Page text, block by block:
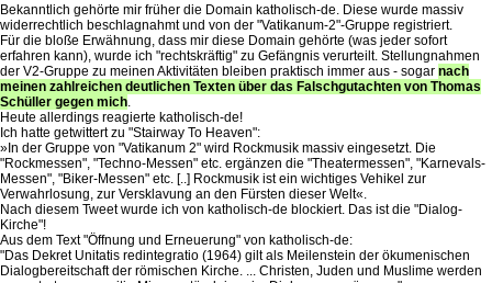
Bekanntlich gehörte mir früher die Domain katholisch-de. Diese wurde massiv
widerrechtlich beschlagnahmt und von der "Vatikanum-2"-Gruppe registriert.
Für die bloße Erwähnung, dass mir diese Domain gehörte (was jeder sofort
erfahren kann), wurde ich "rechtskräftig" zu Gefängnis verurteilt. Stellungnahmen
der V2-Gruppe zu meinen Aktivitäten bleiben praktisch immer aus - sogar nach
meinen zahlreichen deutlichen Texten über das Falschgutachten von Thomas
Schüller gegen mich
Heute allerdings reagierte katholisch-de!
Ich hatte getwittert zu "Stairway To Heaven":
»In der Gruppe von "Vatikanum 2" wird Rockmusik massiv eingesetzt. Die
"Rockmessen", "Techno-Messen" etc. ergänzen die "Theatermessen", "Karnevals-
Messen", "Biker-Messen" etc. [..] Rockmusik ist ein wichtiges Vehikel zur
Verwahrlosung, zur Versklavung an den Fürsten dieser Welt«.
Nach diesem Tweet wurde ich von katholisch-de blockiert. Das ist die "Dialog-
Kirche"!
Aus dem Text "Öffnung und Erneuerung" von katholisch-de:
"Das Dekret Unitatis redintegratio (1964) gilt als Meilenstein der ökumenischen
Dialogbereitschaft der römischen Kirche. ... Christen, Juden und Muslime werden